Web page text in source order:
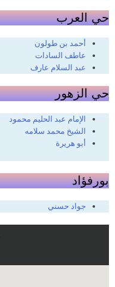
حي العرب
أحمد بن طولون
عاطف السادات
عبد السلام عارف
حي الزهور
الإمام عبد الحليم محمود
الشيخ محمد سلامه
أبو هريرة
بورفؤاد
جواد حسني